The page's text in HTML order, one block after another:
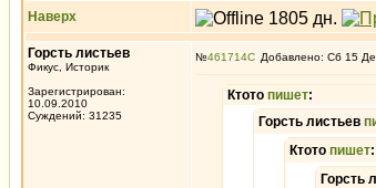
Наверх
Горсть листьев
Фикус, Историк
Зарегистрирован:
10.09.2010
Суждений: 31235
№461714 Добавлено: Сб 15
Ктото пишет:
Горсть листьев
Ктото пишет:
Горсть